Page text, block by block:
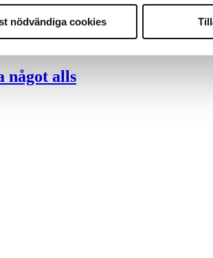
nödvändiga cookies
något alls